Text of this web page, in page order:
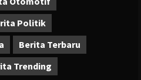
Politik
Berita Terbaru
Trending